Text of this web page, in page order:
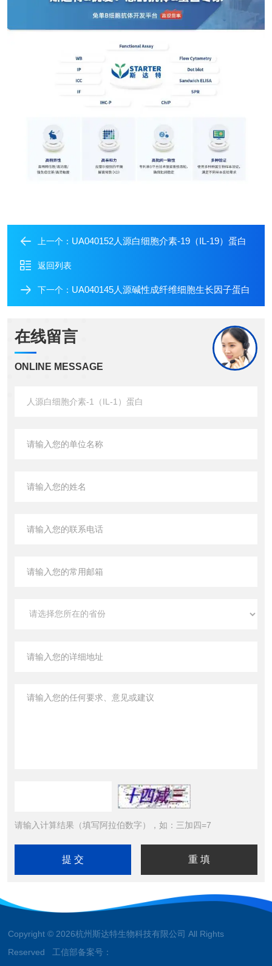
上一个： UA040152人源白细胞介素-19（IL-19）蛋白
返回列表
下一个： UA040145人源碱性成纤维细胞生长因子蛋白
在线留言
ONLINE MESSAGE
请输入计算结果（填写阿拉伯数字），如：三加四=7
Copyright © 2026杭州斯达特生物科技有限公司 All Rights
Reserved 工信部备案号：